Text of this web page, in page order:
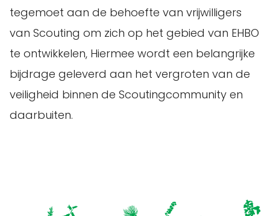
tegemoet aan de behoefte van vrijwilligers
van Scouting om zich op het gebied van EHBO
te ontwikkelen, Hiermee wordt een belangrijke
bijdrage geleverd aan het vergroten van de
veiligheid binnen de Scoutingcommunity en
daarbuiten.